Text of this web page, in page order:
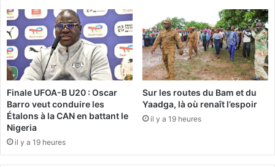
e
v
i
v
r
e
e
n
s
e
Finale UFOA-B U20 : Oscar
Barro veut conduire les
Étalons à la CAN en battant le
Nigeria
il y a 19 heures
Sur les routes du Bam et du
Yaadga, là où renaît l’espoir
il y a 19 heures